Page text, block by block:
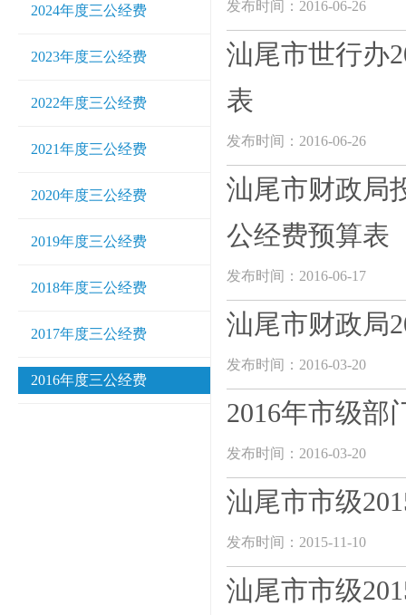
2024年度三公经费
2023年度三公经费
2022年度三公经费
2021年度三公经费
2020年度三公经费
2019年度三公经费
2018年度三公经费
2017年度三公经费
2016年度三公经费
发布时间：2016-06-26
汕尾市世行办
表
发布时间：2016-06-26
汕尾市财政局
公经费预算表
发布时间：2016-06-17
汕尾市财政局
发布时间：2016-03-20
2016年市级部
发布时间：2016-03-20
汕尾市市级
发布时间：2015-11-10
汕尾市市级